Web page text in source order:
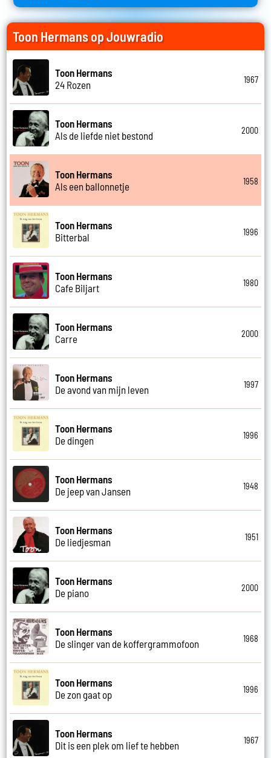
Toon Hermans op Jouwradio
Toon Hermans
24 Rozen
1967
Toon Hermans
Als de liefde niet bestond
2000
Toon Hermans
Als een ballonnetje
1958
Toon Hermans
Bitterbal
1996
Toon Hermans
Cafe Biljart
1980
Toon Hermans
Carre
2000
Toon Hermans
De avond van mijn leven
1997
Toon Hermans
De dingen
1996
Toon Hermans
De jeep van Jansen
1948
Toon Hermans
De liedjesman
1951
Toon Hermans
De piano
2000
Toon Hermans
De slinger van de koffergrammofoon
1968
Toon Hermans
De zon gaat op
1996
Toon Hermans
Dit is een plek om lief te hebben
1967